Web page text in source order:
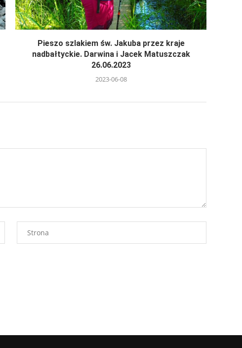
Pieszo szlakiem św. Jakuba przez kraje
nadbałtyckie. Darwina i Jacek Matuszczak
26.06.2023
2023-06-08